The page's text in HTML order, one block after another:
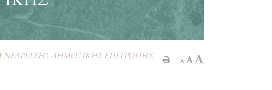
ΔΗΜΟΤΙΚΗΣ ΕΠΙΤΡΟΠΗΣ